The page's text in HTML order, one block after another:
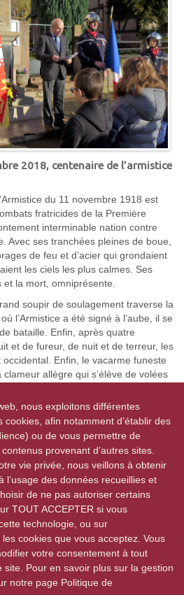
2018, centenaire de l’armistice
du 11 novembre 1918 est
fratricides de la Première
interminable nation contre
Avec ses tranchées pleines de boue,
de feu et d’acier qui grondaient
les ciels les plus calmes. Ses
la mort, omniprésente.
soupir de soulagement traverse la
l’Armistice a été signé à l’aube, il se
bataille. Enfin, après quatre
et de fureur, de nuit et de terreur, les
Enfin, le vacarme funeste
allègre qui s’élève de volées
en Alsace. 1,4 millions de morts et
en France, deux millions de morts et
le Reich. Plus de 10 millions de morts
dans le Reich, l’Alsace
nous exploitons différentes
afin notamment d’établir des
ou de vous permettre de
provenant d’autres sites.
vie privée, nous veillons à obtenir
l’usage des données recueillies et
de ne pas autoriser certains
TOUT ACCEPTER si vous
technologie, ou sur
cookies que vous acceptez. Vous
votre consentement à tout
Pour en savoir plus sur la gestion
notre page Politique de